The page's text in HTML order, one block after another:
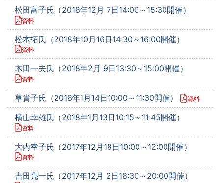
松田富子氏（2018年12月 7日14:00～15:30開催）
資料
松本拓氏（2018年10月16日14:30～16:00開催）
資料
木田一夫氏（2018年2月 9日13:30～15:00開催）
資料
草貴子氏（2018年1月14日10:00～11:30開催） 資料
横山幸雄氏（2018年1月13日10:15～11:45開催）
資料
大内幸子氏（2017年12月18日10:00～12:00開催）
資料
吉田亮一氏（2017年12月 2日18:30～20:00開催）